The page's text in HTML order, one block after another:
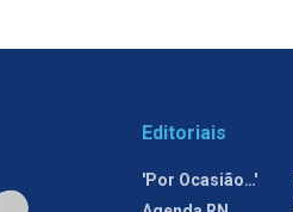
Editoriais
'Por Ocasião…'